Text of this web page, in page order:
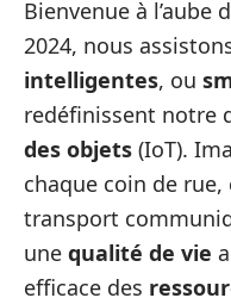
Bienvenue à l’aube
2024, nous
intelligentes, ou
redéfinissent notre
des objets (IoT).
chaque coin de
transport
une qualité de vie
efficace des